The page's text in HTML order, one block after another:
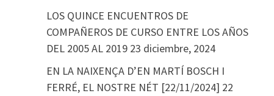
LOS QUINCE ENCUENTROS DE
COMPAÑEROS DE CURSO ENTRE LOS AÑOS
DEL 2005 AL 2019 23 diciembre, 2024
EN LA NAIXENÇA D’EN MARTÍ BOSCH I
FERRÉ, EL NOSTRE NÉT [22/11/2024] 22